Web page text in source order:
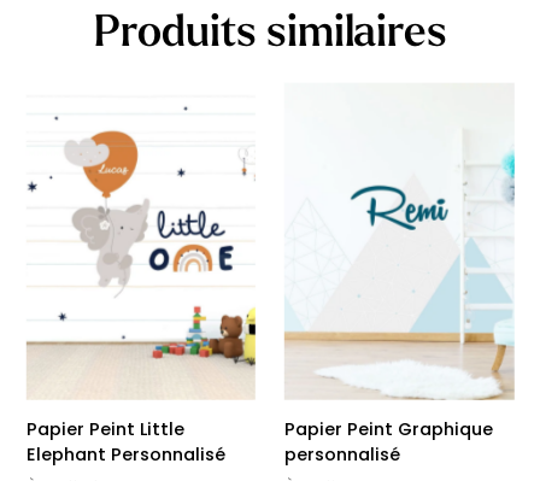
Produits similaires
Papier Peint Little
Elephant Personnalisé
Papier Peint Graphique
personnalisé